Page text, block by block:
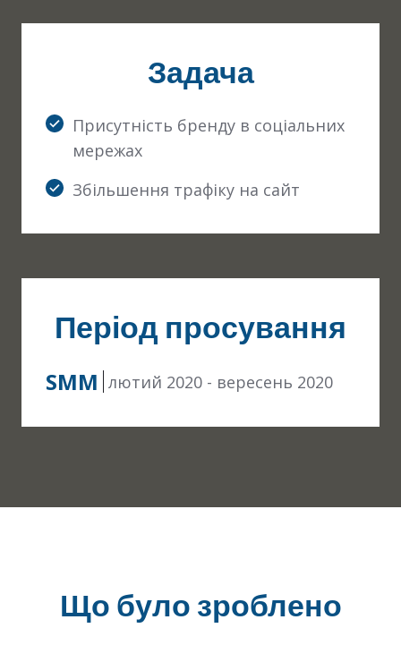
Задача
Присутність бренду в соціальних
мережах
Збільшення трафіку на сайт
Період просування
SMM лютий 2020 - вересень 2020
Що було зроблено